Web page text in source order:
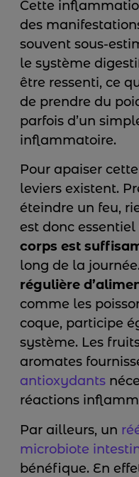
Cette
des
souvent sous-
le système
être ressenti, ce
de prendre du
parfois d’un
inflammatoire.
Pour apaiser
leviers existent.
éteindre un feu,
est donc essentiel
corps est
long de la
régulière
comme les
coque, participe
système. Les
aromates
antioxydants
réactions
Par ailleurs, un
microbiote
bénéfique. En